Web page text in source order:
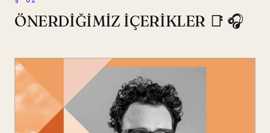
ÖNERDİĞİMİZ İÇERİKLER 📑 🎧